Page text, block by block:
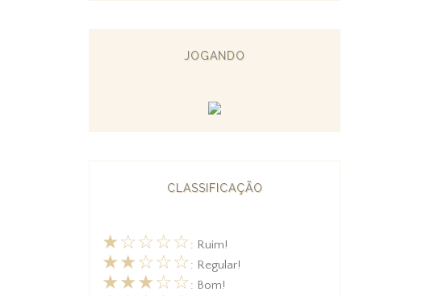
JOGANDO
CLASSIFICAÇÃO
★☆☆☆☆: Ruim!
★★☆☆☆: Regular!
★★★☆☆: Bom!